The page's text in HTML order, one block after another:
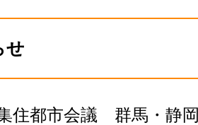
せ
住都市会議 群馬・静